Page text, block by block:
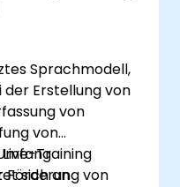
Sprachmodell,
Erstellung von
von
von
von
Training
sich an